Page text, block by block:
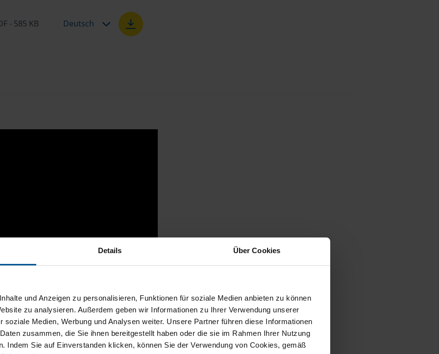
Details Über Cookies
und Anzeigen zu personalisieren, Funktionen für soziale Medien anbieten zu können
zu analysieren. Außerdem geben wir Informationen zu Ihrer Verwendung unserer
soziale Medien, Werbung und Analysen weiter. Unsere Partner führen diese Informationen
zusammen, die Sie ihnen bereitgestellt haben oder die sie im Rahmen Ihrer Nutzung
Indem Sie auf Einverstanden klicken, können Sie der Verwendung von Cookies, gemäß
- 585 KB Deutsch